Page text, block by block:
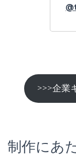
>>>企業
制作にあ